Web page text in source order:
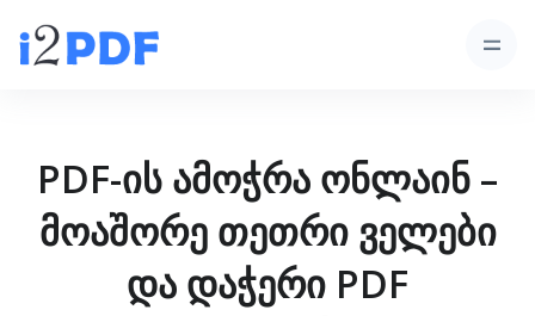
PDF-ის ამოჭრა ონლაინ –
მოაშორე თეთრი ველები
და დაჭერი PDF